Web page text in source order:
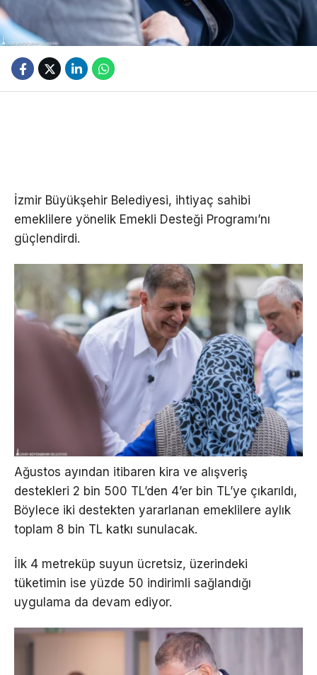
İzmir Büyükşehir Belediyesi, ihtiyaç sahibi
emeklilere yönelik Emekli Desteği Programı’nı
güçlendirdi.
Ağustos ayından itibaren kira ve alışveriş
destekleri 2 bin 500 TL’den 4’er bin TL’ye çıkarıldı,
Böylece iki destekten yararlanan emeklilere aylık
toplam 8 bin TL katkı sunulacak.
İlk 4 metreküp suyun ücretsiz, üzerindeki
tüketimin ise yüzde 50 indirimli sağlandığı
uygulama da devam ediyor.